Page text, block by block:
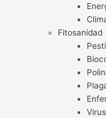
Fitosanidad
Virus